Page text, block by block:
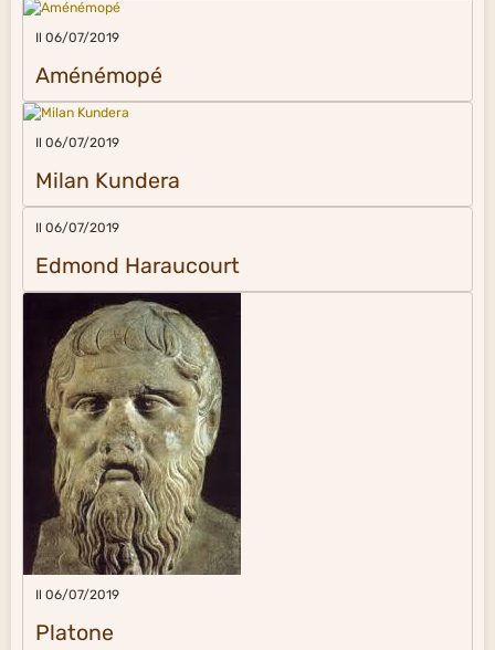
Il 06/07/2019
Aménémopé
Il 06/07/2019
Milan Kundera
Il 06/07/2019
Edmond Haraucourt
Il 06/07/2019
Platone